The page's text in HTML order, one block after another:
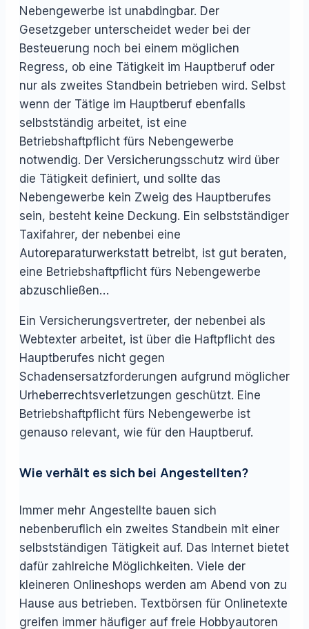
Nebengewerbe ist unabdingbar. Der
Gesetzgeber unterscheidet weder bei der
Besteuerung noch bei einem möglichen
Regress, ob eine Tätigkeit im Hauptberuf oder
nur als zweites Standbein betrieben wird. Selbst
wenn der Tätige im Hauptberuf ebenfalls
selbstständig arbeitet, ist eine
Betriebshaftpflicht fürs Nebengewerbe
notwendig. Der Versicherungsschutz wird über
die Tätigkeit definiert, und sollte das
Nebengewerbe kein Zweig des Hauptberufes
sein, besteht keine Deckung. Ein selbstständiger
Taxifahrer, der nebenbei eine
Autoreparaturwerkstatt betreibt, ist gut beraten,
eine Betriebshaftpflicht fürs Nebengewerbe
abzuschließen…
Ein Versicherungsvertreter, der nebenbei als
Webtexter arbeitet, ist über die Haftpflicht des
Hauptberufes nicht gegen
Schadensersatzforderungen aufgrund möglicher
Urheberrechtsverletzungen geschützt. Eine
Betriebshaftpflicht fürs Nebengewerbe ist
genauso relevant, wie für den Hauptberuf.
Wie verhält es sich bei Angestellten?
Immer mehr Angestellte bauen sich
nebenberuflich ein zweites Standbein mit einer
selbstständigen Tätigkeit auf. Das Internet bietet
dafür zahlreiche Möglichkeiten. Viele der
kleineren Onlineshops werden am Abend von zu
Hause aus betrieben. Textbörsen für Onlinetexte
greifen immer häufiger auf freie Hobbyautoren